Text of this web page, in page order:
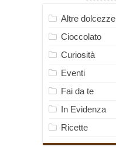
Altre dolcezze
Cioccolato
Curiosità
Eventi
Fai da te
In Evidenza
Ricette